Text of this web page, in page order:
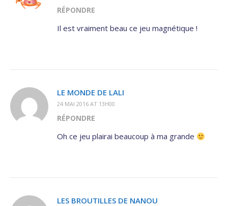
RÉPONDRE
Il est vraiment beau ce jeu magnétique !
LE MONDE DE LALI
24 MAI 2016 AT 13H00
RÉPONDRE
Oh ce jeu plairai beaucoup à ma grande
LES BROUTILLES DE NANOU